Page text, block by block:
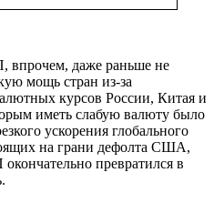
впрочем, даже раньше не
мощь стран из-за
курсов России, Китая и
иметь слабую валюту было
ускорения глобального
на грани дефолта США,
превратился в